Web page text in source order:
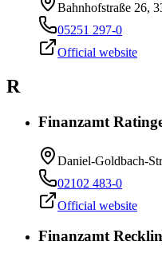
Bahnhofstraße 26,
05251 297-0
Official website
R
Finanzamt
Daniel-Goldbach-
02102 483-0
Official website
Finanzamt